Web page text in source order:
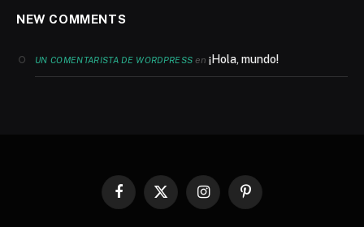
NEW COMMENTS
UN COMENTARISTA DE WORDPRESS en¡Hola, mundo!
Facebook
X
InstagramPinterest